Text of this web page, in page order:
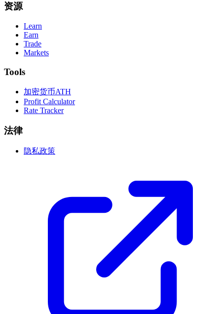
资源
Learn
Earn
Trade
Markets
Tools
加密货币ATH
Profit Calculator
Rate Tracker
法律
隐私政策